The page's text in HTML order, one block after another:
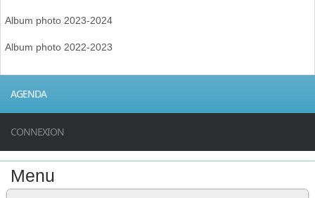
Album photo 2023-2024
Album photo 2022-2023
AGENDA
CONNEXION
Menu